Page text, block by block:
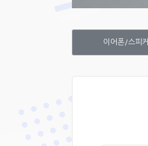
이어폰/스피커